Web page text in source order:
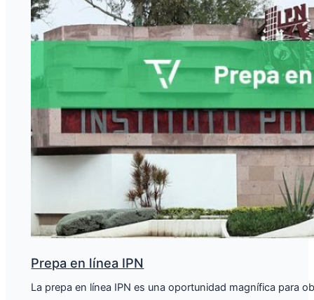
Prepa en línea IPN
La prepa en línea IPN es una oportunidad magnífica para